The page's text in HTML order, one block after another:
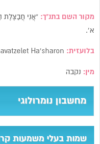
מקור השם בתנ”ך:“אֲנִי חֲבַצֶּלֶת
א’.
בלועזית:
מין: נקבה
מחשבון נומרולוגי
שמות בעלי משמעות